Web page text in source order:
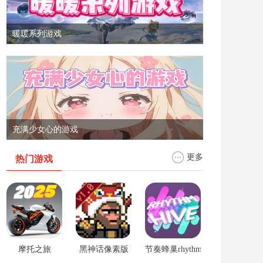
暖暖系列游戏
充满少女心的游戏
热门游戏 更多
摩托之旅 黑神话像素版 节奏蜂巢rhythm hive